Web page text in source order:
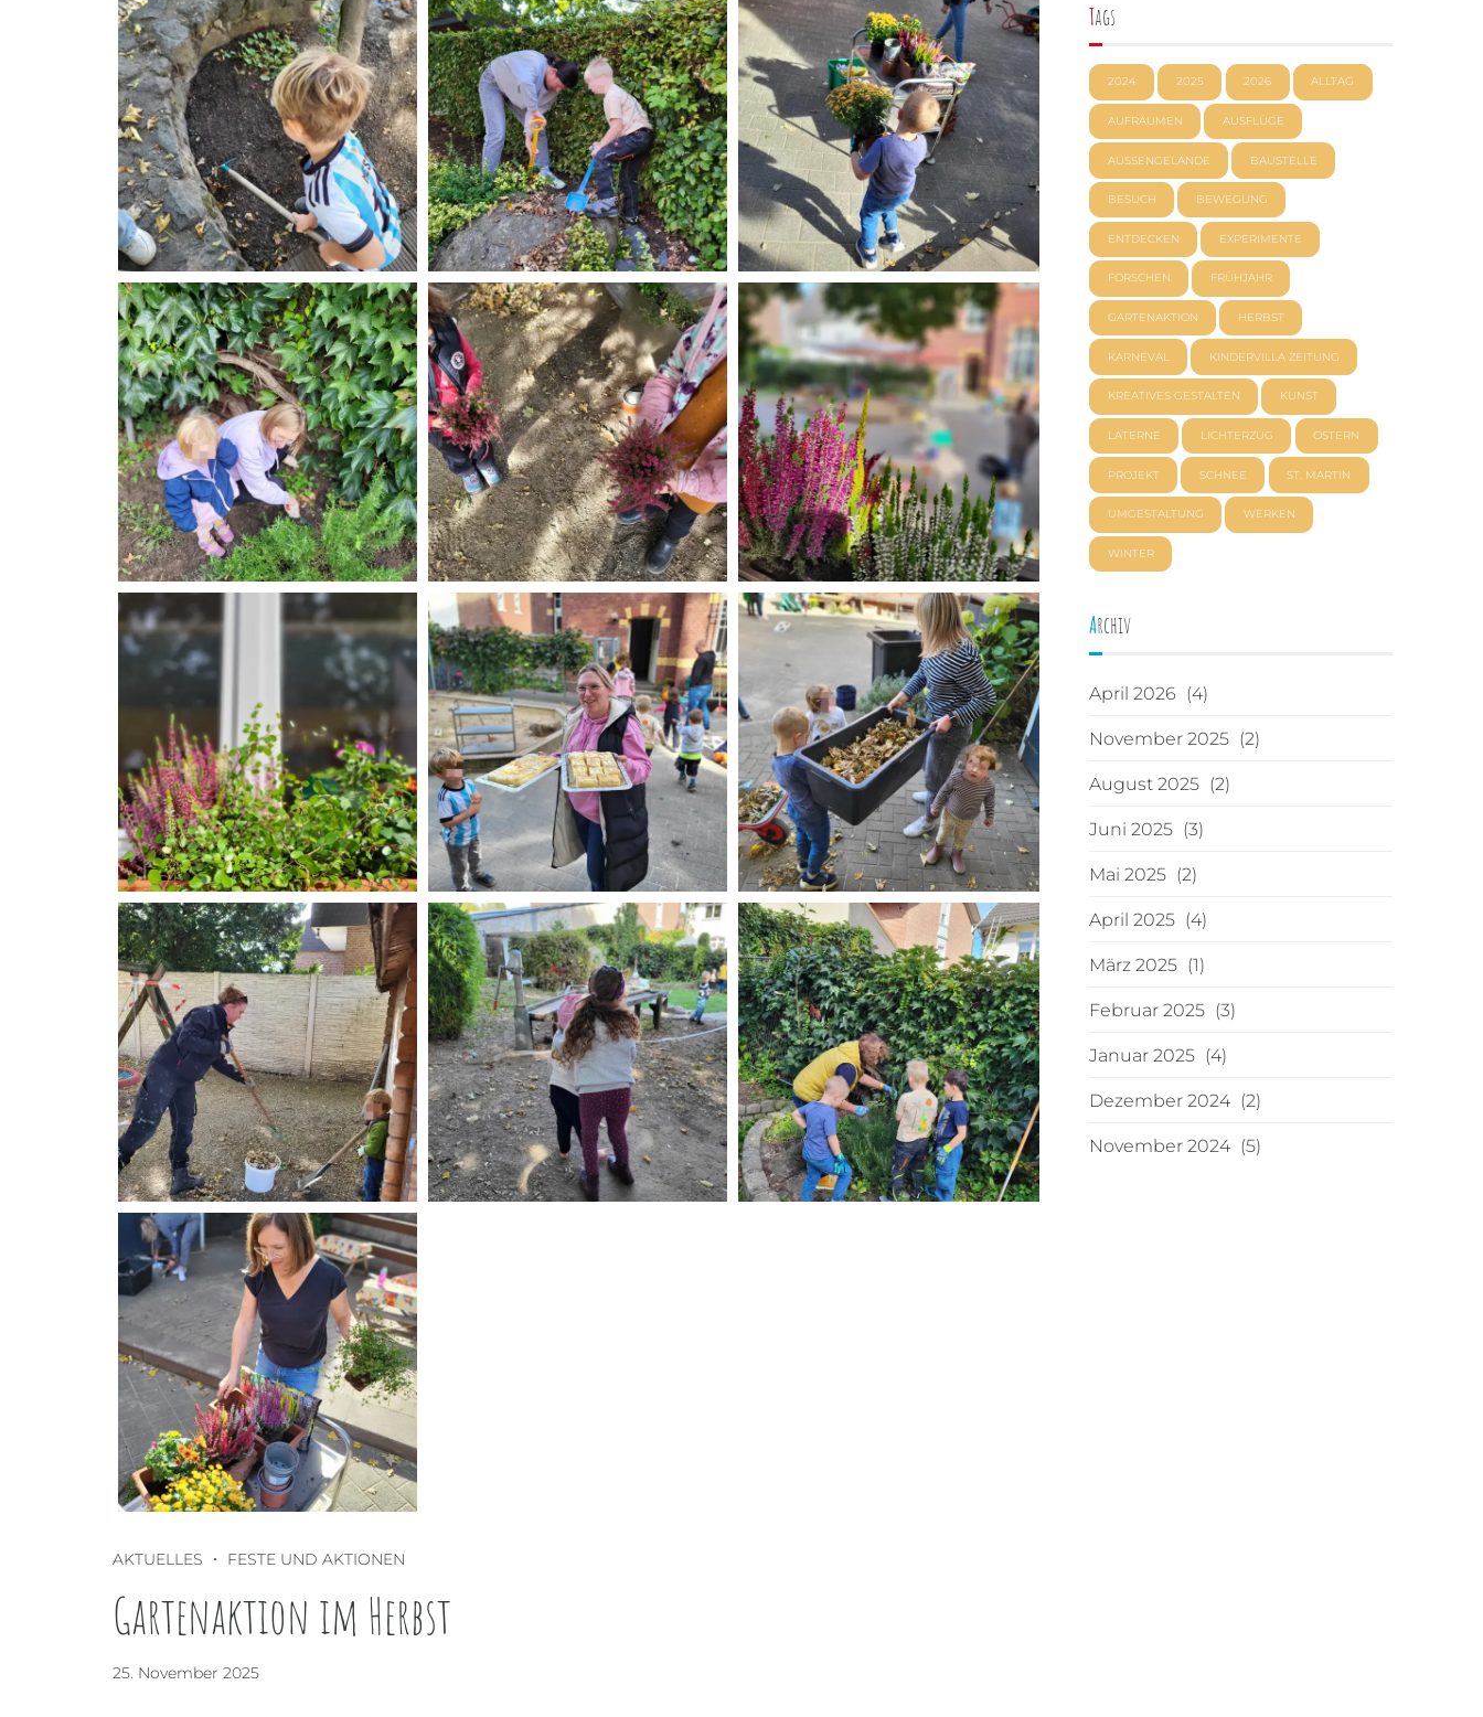
AKTUELLES FESTE UND AKTIONEN
Gartenaktion im Herbst
25. November 2025
Tags
2024 2025 2026 ALLTAG
AUFRÄUMEN AUSFLÜGE
AUSSENGELÄNDE BAUSTELLE
BESUCH BEWEGUNG
ENTDECKEN EXPERIMENTE
FORSCHEN FRÜHJAHR
GARTENAKTION HERBST
KARNEVAL KINDERVILLA ZEITUNG
KREATIVES GESTALTEN KUNST
LATERNE LICHTERZUG OSTERN
PROJEKT SCHNEE ST. MARTIN
UMGESTALTUNG WERKEN
WINTER
Archiv
April 2026 (4)
November 2025 (2)
August 2025 (2)
Juni 2025 (3)
Mai 2025 (2)
April 2025 (4)
März 2025 (1)
Februar 2025 (3)
Januar 2025 (4)
Dezember 2024 (2)
November 2024 (5)